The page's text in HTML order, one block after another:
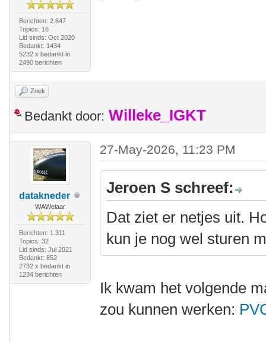
Berichten: 2.647
Topics: 16
Lid sinds: Oct 2020
Bedankt: 1434
5232 x bedankt in
2490 berichten
Zoek
Bedankt door: Willeke_IGKT
datakneder
WAWelaar
Berichten: 1.311
Topics: 32
Lid sinds: Jul 2021
Bedankt: 852
2732 x bedankt in
1234 berichten
27-May-2026, 11:23 PM
Jeroen S schreef:
Dat ziet er netjes uit.
kun je nog wel sturen
Ik kwam het volgende
zou kunnen werken: